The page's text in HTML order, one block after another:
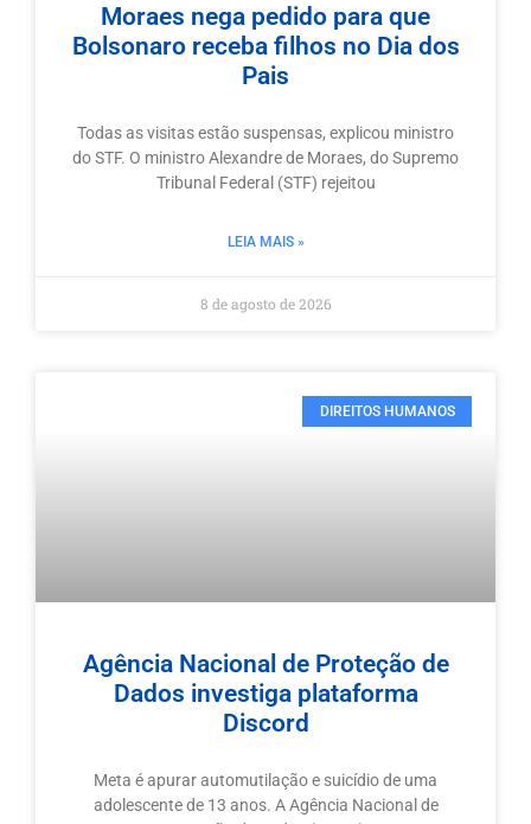
Moraes nega pedido para que
Bolsonaro receba filhos no Dia dos
Pais
Todas as visitas estão suspensas, explicou ministro
do STF. O ministro Alexandre de Moraes, do Supremo
Tribunal Federal (STF) rejeitou
LEIA MAIS »
8 de agosto de 2026
DIREITOS HUMANOS
Agência Nacional de Proteção de
Dados investiga plataforma
Discord
Meta é apurar automutilação e suicídio de uma
adolescente de 13 anos. A Agência Nacional de